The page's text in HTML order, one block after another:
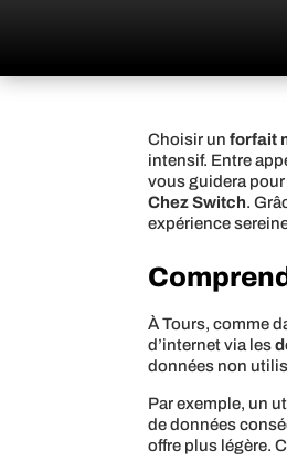
Choisir unforfait
intensif. Entre
vous guidera
Chez Switch.
expérience
À Tours, comme
d’internet via les
données non
Par exemple, un
de données
offre plus légère.